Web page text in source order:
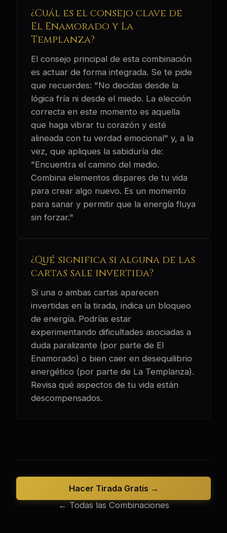
¿Cuál es el consejo clave de
El Enamorado y La
Templanza?
El consejo principal de esta combinación
es actuar de forma integrada. Se te pide
que recuerdes: "No decidas desde la
lógica fría ni desde el miedo. La elección
correcta en este momento es aquella
que haga vibrar tu corazón y esté
alineada con tu verdad emocional" y, a la
vez, que apliques la sabiduría de:
"Encuentra el camino del medio.
Combina elementos dispares de tu vida
para crear algo nuevo. Es un momento
para sanar y permitir que la energía fluya
sin forzar."
¿Qué significa si alguna de las
cartas sale invertida?
Si una o ambas cartas aparecen
invertidas en la tirada, indica un bloqueo
de energía. Podrías estar
experimentando dificultades asociadas a
duda paralizante (por parte de El
Enamorado) o bien caer en desequilibrio
energético (por parte de La Templanza).
Revisa qué aspectos de tu vida están
descompensados.
← Todas las Combinaciones
Hacer Tirada Gratis →